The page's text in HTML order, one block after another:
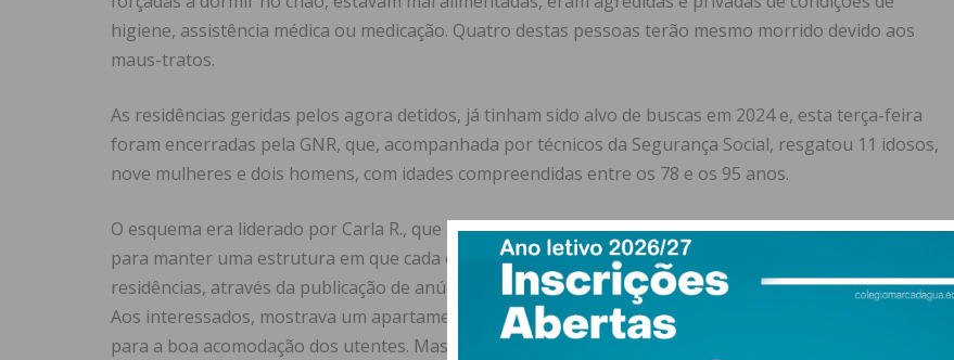
higiene, assistência médica ou medicação. Quatro destas pessoas terão mesmo morrido devido aos
maus-tratos.
As residências geridas pelos agora detidos, já tinham sido alvo de buscas em 2024 e, esta terça-feira
foram encerradas pela GNR, que, acompanhada por técnicos da Segurança Social, resgatou 11 idosos,
nove mulheres e dois homens, com idades compreendidas entre os 78 e os 95 anos.
O esquema era liderado por Carla R., que contava com a ajuda do com­pa­nheiro, das filhas e de uma irmã
para man­ter uma estru­tura em que cada ele­mento tinha uma fun­ção espe­cí­fica. A mulher arrendava as
residências, através da publicação de anúncios, oferecendo um serviço de acolhimentos para idosos.
Aos interessados, mostrava um apar­ta­mento, no cen­tro da vila de Lou­sada, que cum­pria os requi­si­tos
para a boa aco­mo­da­ção dos uten­tes. Mas quando os idosos ficavam a cargo da família, eram trans­fe­ri­